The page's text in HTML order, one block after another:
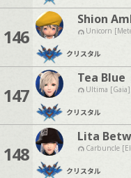
146
Shion
Unicorn
クリスタル
147
Tea Blue
Ultima [Gaia]
クリスタル
148
Lita
Carbuncle
クリスタル